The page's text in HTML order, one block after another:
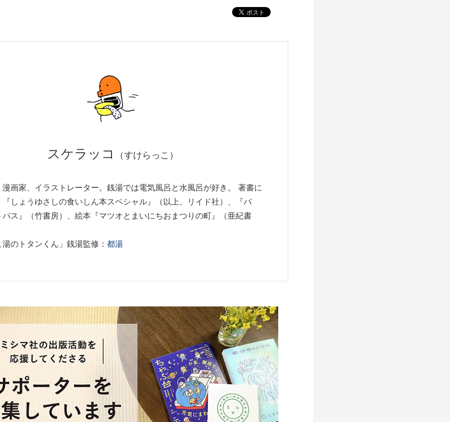
スケラッコ （すけらっこ）
画家、イラストレーター。銭湯では電気風呂と水風呂が好き。 著書に
『しょうゆさしの食いしん本スペシャル』（以上、リイド社）、『バ
パス』（竹書房）、絵本『マツオとまいにちおまつりの町』（亜紀書
のトタンくん」銭湯監修： 都湯